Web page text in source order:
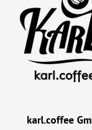
karl.coffee